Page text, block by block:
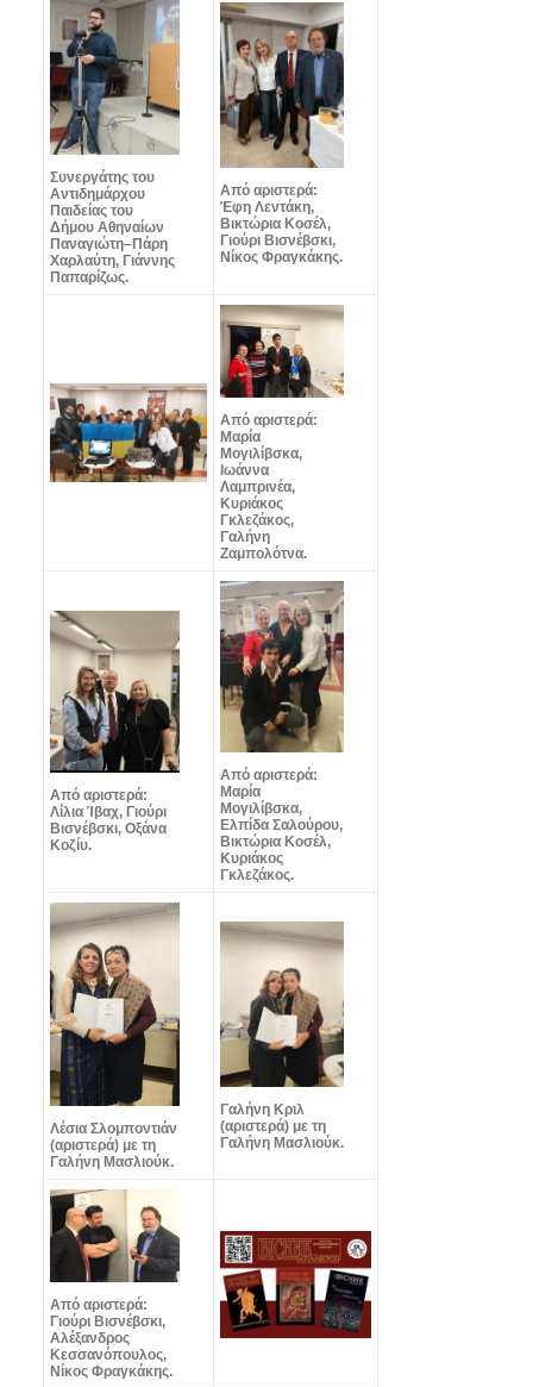
Συνεργάτης του
Αντιδημάρχου
Παιδείας του
Δήμου Αθηναίων
Παναγιώτη–Πάρη
Χαρλαύτη, Γιάννης
Παπαρίζως.
Από αριστερά:
Έφη Λεντάκη,
Βικτώρια Κοσέλ,
Γιούρι Βισνέβσκι,
Νίκος Φραγκάκης.
Από αριστερά:
Μαρία
Μογιλίβσκα,
Ιωάννα
Λαμπρινέα,
Κυριάκος
Γκλεζάκος,
Γαλήνη
Ζαμπολότνα.
Από αριστερά:
Λίλια Ίβαχ, Γιούρι
Βισνέβσκι, Οξάνα
Κοζίυ.
Από αριστερά:
Μαρία
Μογιλίβσκα,
Ελπίδα Σαλούρου,
Βικτώρια Κοσέλ,
Κυριάκος
Γκλεζάκος.
Λέσια Σλομποντιάν
(αριστερά) με τη
Γαλήνη Μασλιούκ.
Γαλήνη Κριλ
(αριστερά) με τη
Γαλήνη Μασλιούκ.
Από αριστερά:
Γιούρι Βισνέβσκι,
Αλέξανδρος
Κεσσανόπουλος,
Νίκος Φραγκάκης.